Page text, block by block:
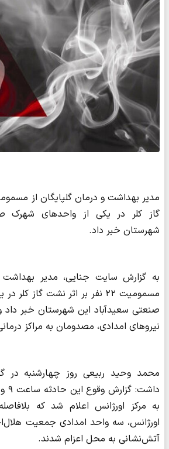
گاز کلر در یکی از واحدهای شهرک
شهرستان خبر داد.
به گزارش سایت جنایی، مدیر بهداشت
مسمومیت ۲۲ نفر بر اثر نشت گاز
صنعتی سعیدآباد این شهرستان خبر
نیروهای امدادی، مصدومان به مراکز
محمد وحید ربیعی روز چهارشنبه در
به مرکز اورژانس اعلام شد که
آتش‌نشانی به محل اعزام شدند.